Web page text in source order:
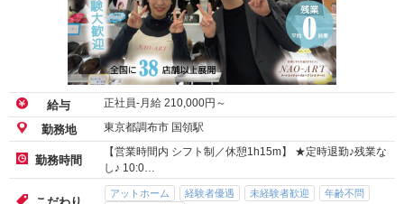
給与 正社員-月給 210,000円～
勤務地 東京都調布市 国領駅
勤務時間
【営業時間内 シフト制／休憩1h15m】 ★定時退勤♪残業な
し♪ 10:0…
アットホーム 経験者優遇 未経験者歓迎
年齢不問